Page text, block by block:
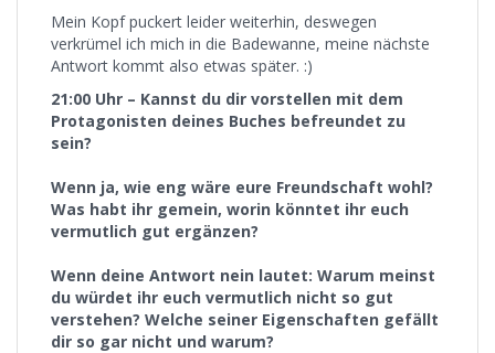
Mein Kopf puckert leider weiterhin, deswegen
verkrümel ich mich in die Badewanne, meine nächste
Antwort kommt also etwas später. :)
21:00 Uhr – Kannst du dir vorstellen mit dem
Protagonisten deines Buches befreundet zu
sein?
Wenn ja, wie eng wäre eure Freundschaft wohl?
Was habt ihr gemein, worin könntet ihr euch
vermutlich gut ergänzen?
Wenn deine Antwort nein lautet: Warum meinst
du würdet ihr euch vermutlich nicht so gut
verstehen? Welche seiner Eigenschaften gefällt
dir so gar nicht und warum?